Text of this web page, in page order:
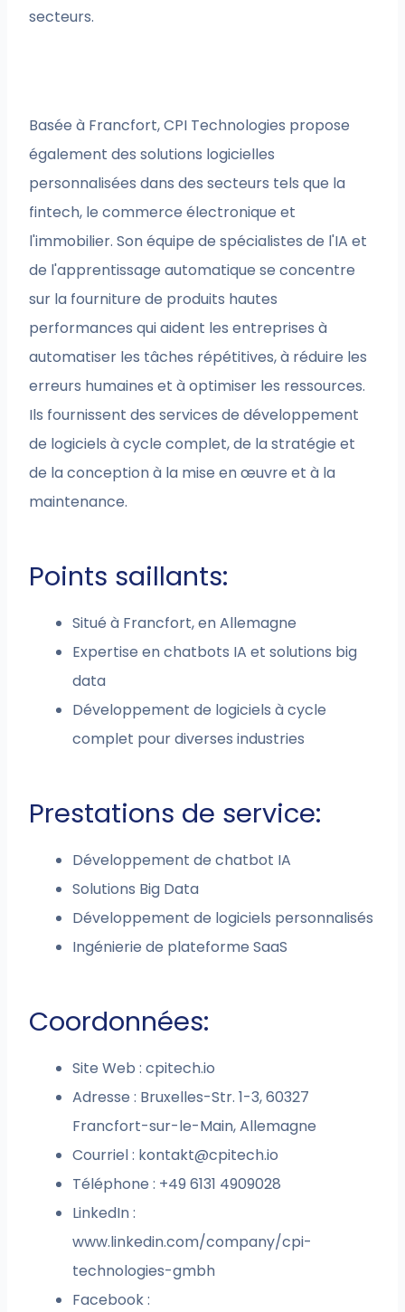
secteurs.
Basée à Francfort, CPI Technologies propose
également des solutions logicielles
personnalisées dans des secteurs tels que la
fintech, le commerce électronique et
l'immobilier. Son équipe de spécialistes de l'IA et
de l'apprentissage automatique se concentre
sur la fourniture de produits hautes
performances qui aident les entreprises à
automatiser les tâches répétitives, à réduire les
erreurs humaines et à optimiser les ressources.
Ils fournissent des services de développement
de logiciels à cycle complet, de la stratégie et
de la conception à la mise en œuvre et à la
maintenance.
Points saillants:
Situé à Francfort, en Allemagne
Expertise en chatbots IA et solutions big
data
Développement de logiciels à cycle
complet pour diverses industries
Prestations de service:
Développement de chatbot IA
Solutions Big Data
Développement de logiciels personnalisés
Ingénierie de plateforme SaaS
Coordonnées:
Site Web : cpitech.io
Adresse : Bruxelles-Str. 1-3, 60327
Francfort-sur-le-Main, Allemagne
Courriel : kontakt@cpitech.io
Téléphone : +49 6131 4909028
LinkedIn :
www.linkedin.com/company/cpi-
technologies-gmbh
Facebook :